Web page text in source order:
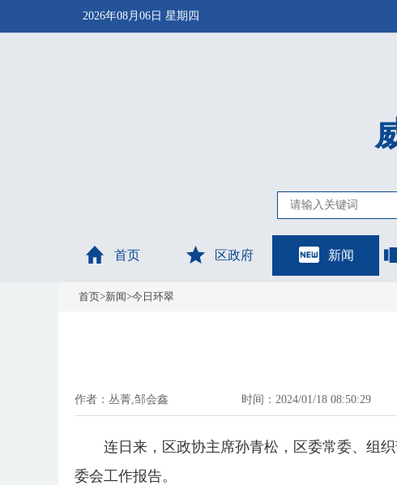
2026年08月06日 星期四
首页 区政府 新闻
首页>新闻>今日环翠
作者：丛菁,邹会鑫 时间：2024/01/18 08:50:29
连日来，区政协主席孙青松，区委常委、组
委会工作报告。